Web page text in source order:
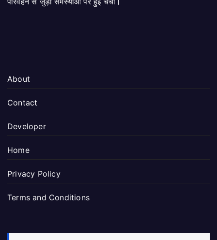
About
Contact
Developer
Home
Privacy Policy
Terms and Conditions